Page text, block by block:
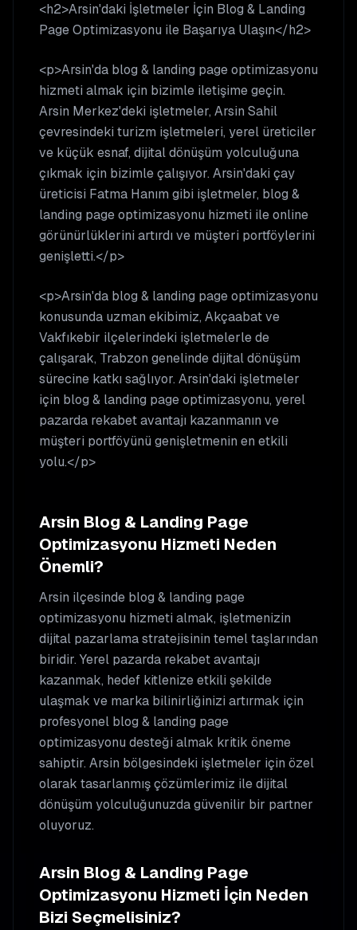
<h2>Arsin'daki İşletmeler İçin Blog & Landing
Page Optimizasyonu ile Başarıya Ulaşın</h2>
<p>Arsin'da blog & landing page optimizasyonu
hizmeti almak için bizimle iletişime geçin.
Arsin Merkez'deki işletmeler, Arsin Sahil
çevresindeki turizm işletmeleri, yerel üreticiler
ve küçük esnaf, dijital dönüşüm yolculuğuna
çıkmak için bizimle çalışıyor. Arsin'daki çay
üreticisi Fatma Hanım gibi işletmeler, blog &
landing page optimizasyonu hizmeti ile online
görünürlüklerini artırdı ve müşteri portföylerini
genişletti.</p>
<p>Arsin'da blog & landing page optimizasyonu
konusunda uzman ekibimiz, Akçaabat ve
Vakfıkebir ilçelerindeki işletmelerle de
çalışarak, Trabzon genelinde dijital dönüşüm
sürecine katkı sağlıyor. Arsin'daki işletmeler
için blog & landing page optimizasyonu, yerel
pazarda rekabet avantajı kazanmanın ve
müşteri portföyünü genişletmenin en etkili
yolu.</p>
Arsin Blog & Landing Page
Optimizasyonu Hizmeti Neden
Önemli?
Arsin ilçesinde blog & landing page
optimizasyonu hizmeti almak, işletmenizin
dijital pazarlama stratejisinin temel taşlarından
biridir. Yerel pazarda rekabet avantajı
kazanmak, hedef kitlenize etkili şekilde
ulaşmak ve marka bilinirliğinizi artırmak için
profesyonel blog & landing page
optimizasyonu desteği almak kritik öneme
sahiptir. Arsin bölgesindeki işletmeler için özel
olarak tasarlanmış çözümlerimiz ile dijital
dönüşüm yolculuğunuzda güvenilir bir partner
oluyoruz.
Arsin Blog & Landing Page
Optimizasyonu Hizmeti İçin Neden
Bizi Seçmelisiniz?